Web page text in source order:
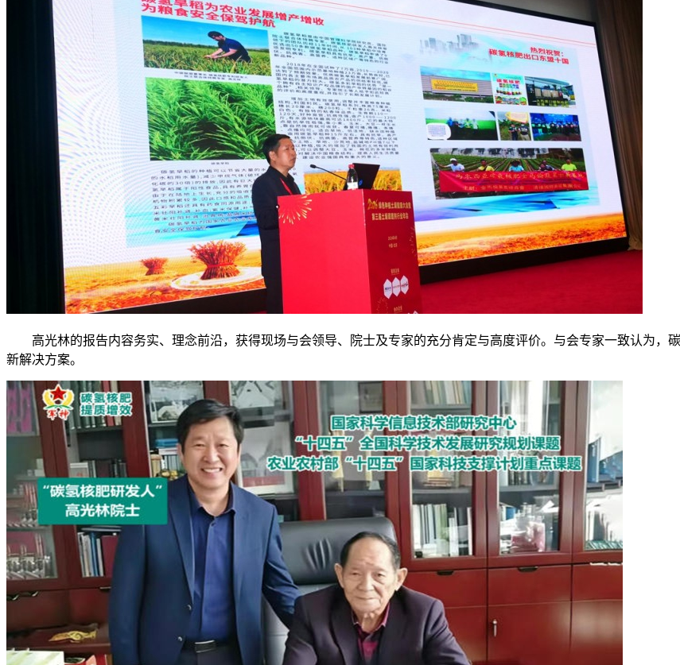
高光林的报告内容务实、理念前沿，获得现场与会领导、院士及专家的充分肯定与高度评价。与会专家一致认为
新解决方案。